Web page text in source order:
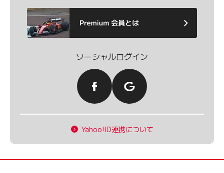
ソーシャルログイン
Yahoo!ID連携について